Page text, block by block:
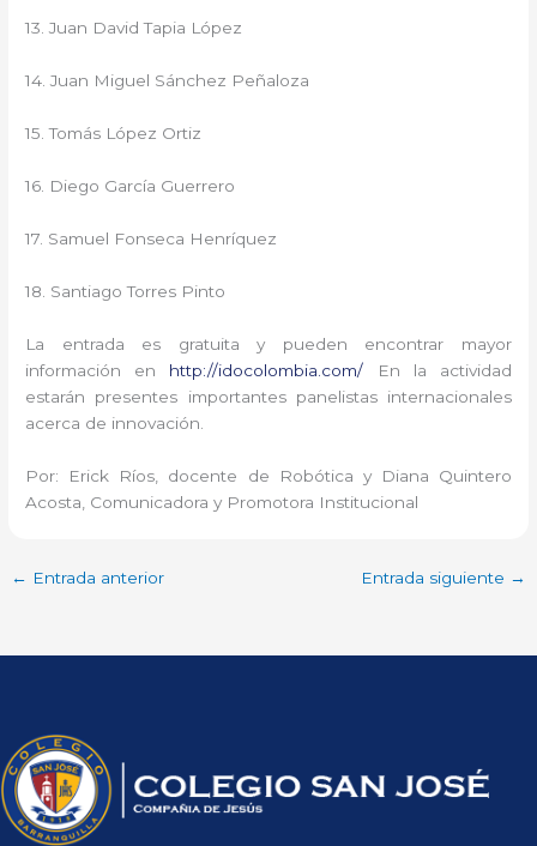
13. Juan David Tapia López
14. Juan Miguel Sánchez Peñaloza
15. Tomás López Ortiz
16. Diego García Guerrero
17. Samuel Fonseca Henríquez
18. Santiago Torres Pinto
La entrada es gratuita y pueden encontrar mayor
información en http://idocolombia.com/ En la actividad
estarán presentes importantes panelistas internacionales
acerca de innovación.
Por: Erick Ríos, docente de Robótica y Diana Quintero
Acosta, Comunicadora y Promotora Institucional
← Entrada anterior Entrada siguiente →